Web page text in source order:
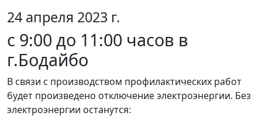
24 апреля 2023 г.
с 9:00 до 11:00 часов в
г.Бодайбо
В связи с производством профилактических работ
будет произведено отключение электроэнергии. Без
электроэнергии останутся: